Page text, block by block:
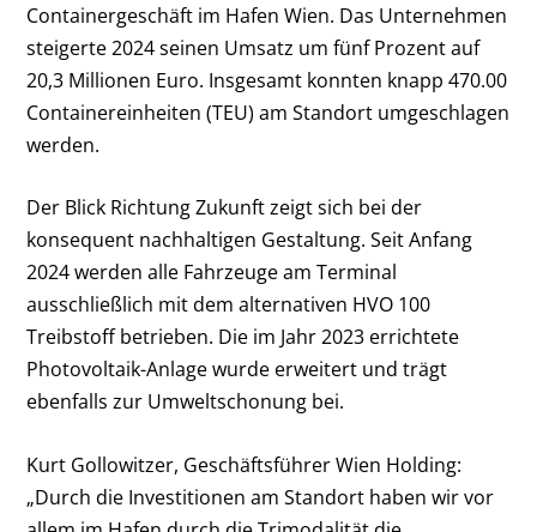
Containergeschäft im Hafen Wien. Das Unternehmen
steigerte 2024 seinen Umsatz um fünf Prozent auf
20,3 Millionen Euro. Insgesamt konnten knapp 470.00
Containereinheiten (TEU) am Standort umgeschlagen
werden.
Der Blick Richtung Zukunft zeigt sich bei der
konsequent nachhaltigen Gestaltung. Seit Anfang
2024 werden alle Fahrzeuge am Terminal
ausschließlich mit dem alternativen HVO 100
Treibstoff betrieben. Die im Jahr 2023 errichtete
Photovoltaik-Anlage wurde erweitert und trägt
ebenfalls zur Umweltschonung bei.
Kurt Gollowitzer, Geschäftsführer Wien Holding:
„Durch die Investitionen am Standort haben wir vor